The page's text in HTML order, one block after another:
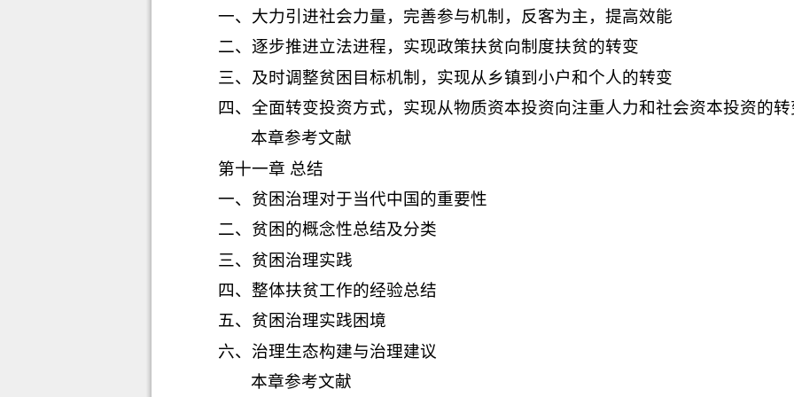
一、大力引进社会力量，完善参与机制，反客为主，提高效能
二、逐步推进立法进程，实现政策扶贫向制度扶贫的转变
三、及时调整贫困目标机制，实现从乡镇到小户和个人的转变
四、全面转变投资方式，实现从物质资本投资向注重人力和社会资本投资的转
本章参考文献
第十一章 总结
一、 贫困治理对于当代中国的重要性
二、 贫困的概念性总结及分类
三、 贫困治理实践
四、 整体扶贫工作的经验总结
五、 贫困治理实践困境
六、 治理生态构建与治理建议
本章参考文献